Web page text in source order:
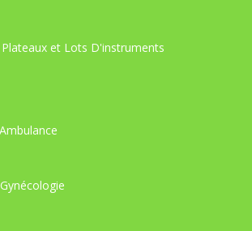
et Lots D'instruments